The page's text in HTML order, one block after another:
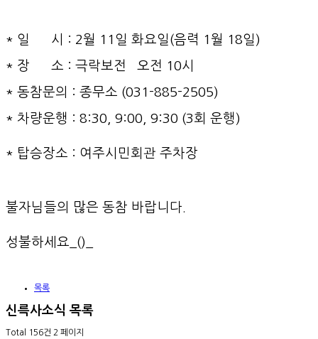
* 일 시 : 2월 11일 화요일(음력 1월 18일)
* 장 소 : 극락보전 오전 10시
* 동참문의 : 종무소 (031-885-2505)
* 차량운행 : 8:30, 9:00, 9:30 (3회 운행)
* 탑승장소 : 여주시민회관 주차장
불자님들의 많은 동참 바랍니다.
성불하세요_()_
목록
신륵사소식 목록
Total 156건 2 페이지